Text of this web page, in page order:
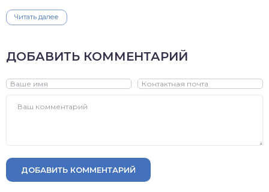
Читать далее
ДОБАВИТЬ КОММЕНТАРИЙ
ДОБАВИТЬ КОММЕНТАРИЙ